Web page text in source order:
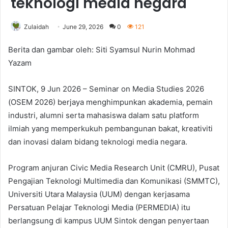
Zulaidah June 29, 2026 0 121
Berita dan gambar oleh: Siti Syamsul Nurin Mohmad
Yazam
SINTOK, 9 Jun 2026 – Seminar on Media Studies 2026
(OSEM 2026) berjaya menghimpunkan akademia, pemain
industri, alumni serta mahasiswa dalam satu platform
ilmiah yang memperkukuh pembangunan bakat, kreativiti
dan inovasi dalam bidang teknologi media negara.
Program anjuran Civic Media Research Unit (CMRU), Pusat
Pengajian Teknologi Multimedia dan Komunikasi (SMMTC),
Universiti Utara Malaysia (UUM) dengan kerjasama
Persatuan Pelajar Teknologi Media (PERMEDIA) itu
berlangsung di kampus UUM Sintok dengan penyertaan